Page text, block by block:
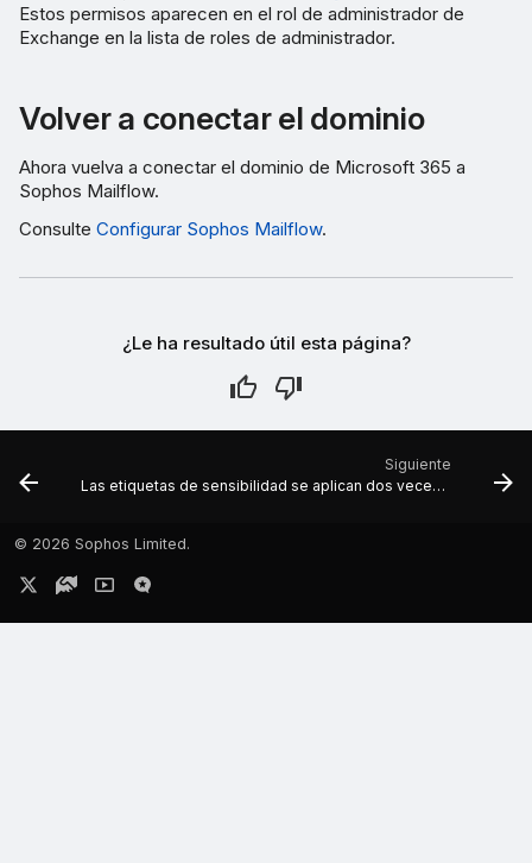
Estos permisos aparecen en el rol de administrador de
Exchange en la lista de roles de administrador.
Volver a conectar el dominio
Ahora vuelva a conectar el dominio de Microsoft 365 a
Sophos Mailflow.
Consulte Configurar Sophos Mailflow.
¿Le ha resultado útil esta página?
Siguiente
Las etiquetas de sensibilidad se aplican dos veces a los correos
© 2026 Sophos Limited.